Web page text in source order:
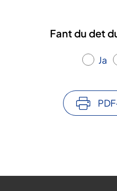
Fant du det
Ja